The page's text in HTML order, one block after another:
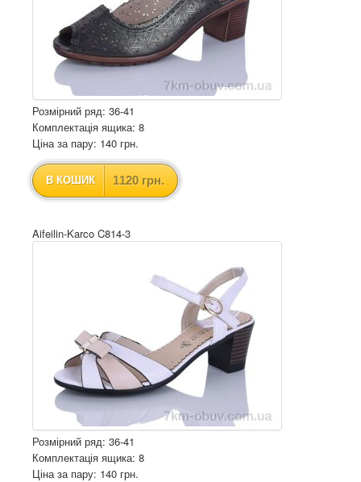
Розмірний ряд: 36-41
Комплектація ящика: 8
Ціна за пару: 140 грн.
В КОШИК 1120 грн.
Aifeilin-Karco C814-3
Розмірний ряд: 36-41
Комплектація ящика: 8
Ціна за пару: 140 грн.